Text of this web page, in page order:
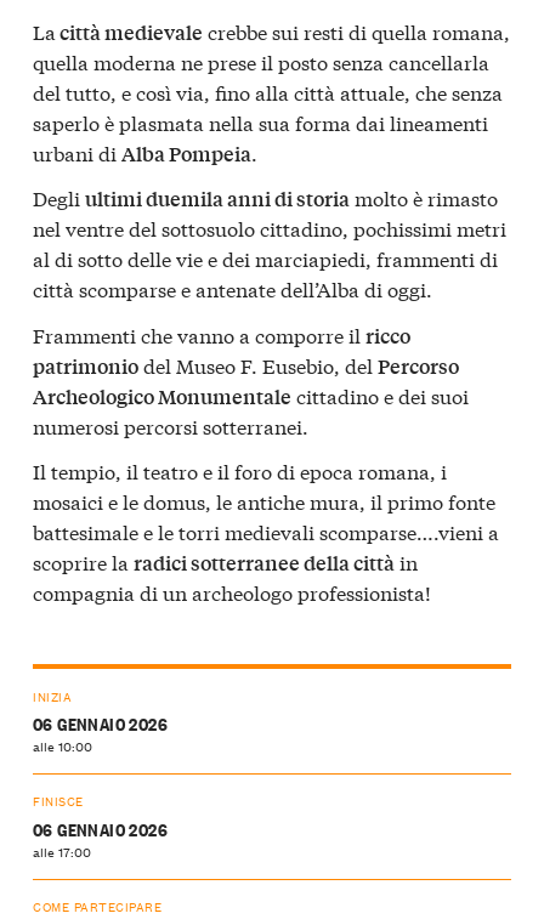
La città medievale crebbe sui resti di quella romana,
quella moderna ne prese il posto senza cancellarla
del tutto, e così via, fino alla città attuale, che senza
saperlo è plasmata nella sua forma dai lineamenti
urbani di Alba Pompeia
Degli ultimi duemila anni di storiamolto è rimasto
nel ventre del sottosuolo cittadino, pochissimi metri
al di sotto delle vie e dei marciapiedi, frammenti di
città scomparse e antenate dell’Alba di oggi.
Frammenti che vanno a comporre il ricco
patrimoniodel Museo F. Eusebio, del Percorso
Archeologico Monumentale cittadino e dei suoi
numerosi percorsi sotterranei.
Il tempio, il teatro e il foro di epoca romana, i
mosaici e le domus, le antiche mura, il primo fonte
battesimale e le torri medievali scomparse….vieni a
scoprire la radici sotterranee della cittàin
compagnia di un archeologo professionista!
INIZIA
06 GENNAIO 2026
alle 10:00
FINISCE
06 GENNAIO 2026
alle 17:00
COME PARTECIPARE